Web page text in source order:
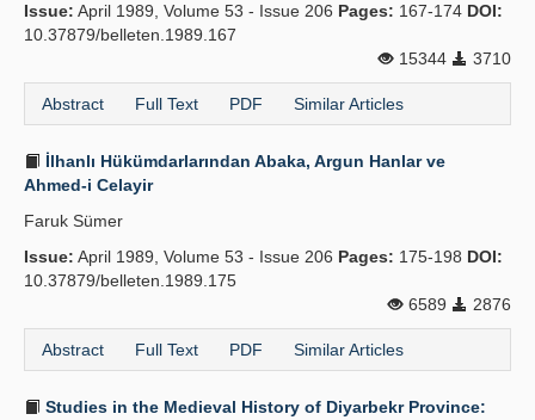
Issue: April 1989, Volume 53 - Issue 206 Pages: 167-174 DOI:
10.37879/belleten.1989.167
15344
3710
Abstract Full Text PDF Similar Articles
İlhanlı Hükümdarlarından Abaka, Argun Hanlar ve
Ahmed-i Celayir
Faruk Sümer
Issue: April 1989, Volume 53 - Issue 206 Pages: 175-198 DOI:
10.37879/belleten.1989.175
6589
2876
Abstract Full Text PDF Similar Articles
Studies in the Medieval History of Diyarbekr Province: